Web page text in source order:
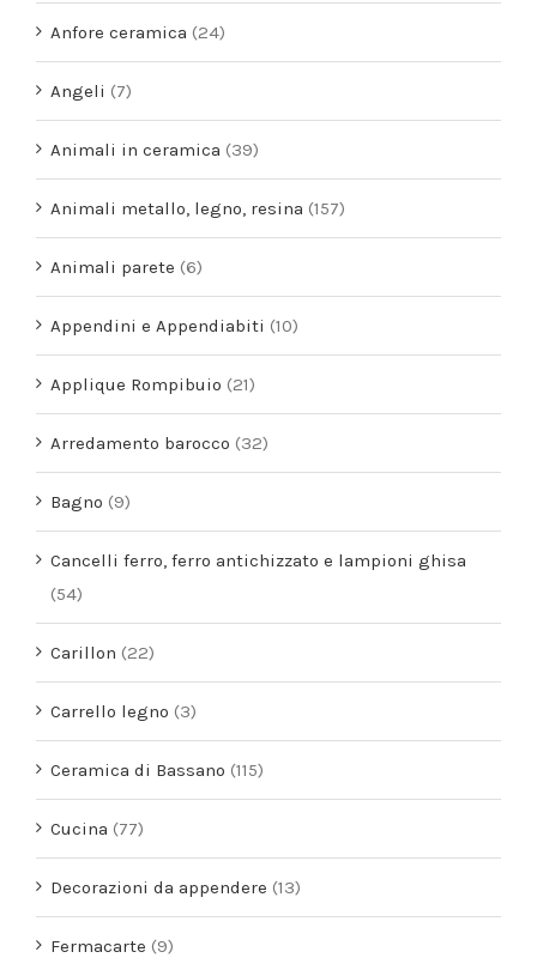
Anfore ceramica (24)
Angeli (7)
Animali in ceramica (39)
Animali metallo, legno, resina (157)
Animali parete (6)
Appendini e Appendiabiti (10)
Applique Rompibuio (21)
Arredamento barocco (32)
Bagno (9)
Cancelli ferro, ferro antichizzato e lampioni ghisa
(54)
Carillon (22)
Carrello legno (3)
Ceramica di Bassano (115)
Cucina (77)
Decorazioni da appendere (13)
Fermacarte (9)